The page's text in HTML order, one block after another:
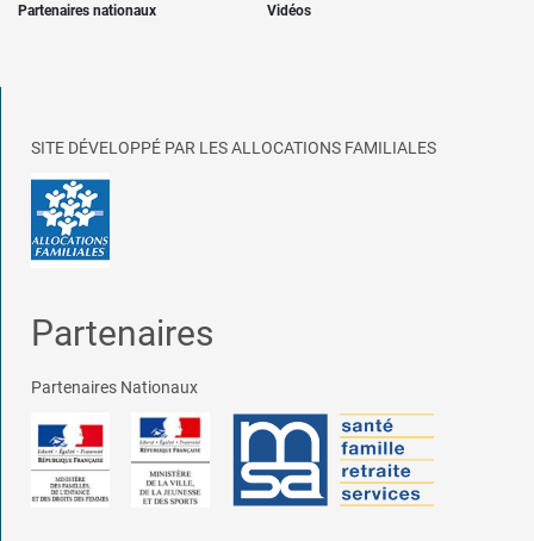
Partenaires nationaux Vidéos
SITE DÉVELOPPÉ PAR LES ALLOCATIONS FAMILIALES
Partenaires
Partenaires Nationaux